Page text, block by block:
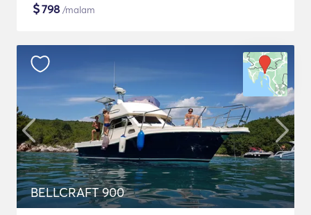
$798 /malam
BELLCRAFT 900